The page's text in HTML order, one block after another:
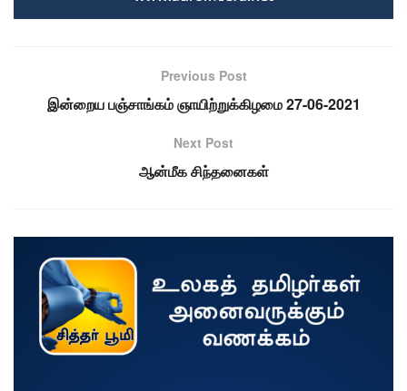
Previous Post
இன்றைய பஞ்சாங்கம் ஞாயிற்றுக்கிழமை 27-06-2021
Next Post
ஆன்மீக சிந்தனைகள்